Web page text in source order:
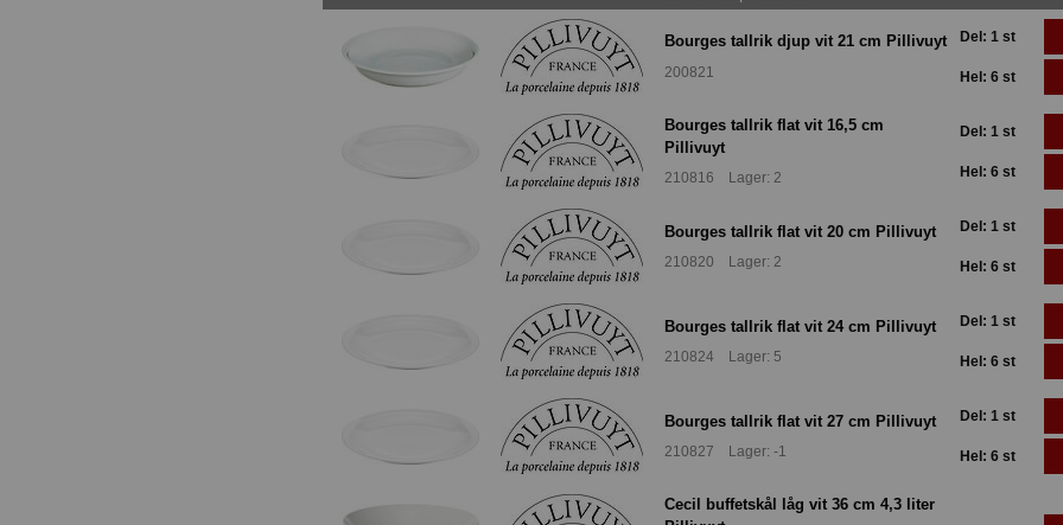
Bourges tallrik djup vit 21 cm Pillivuyt
200821
Del: 1 st
Hel: 6 st
Bourges tallrik flat vit 16,5 cm
Pillivuyt
210816 Lager: 2
Del: 1 st
Hel: 6 st
Bourges tallrik flat vit 20 cm Pillivuyt
210820 Lager: 2
Del: 1 st
Hel: 6 st
Bourges tallrik flat vit 24 cm Pillivuyt
210824 Lager: 5
Del: 1 st
Hel: 6 st
Bourges tallrik flat vit 27 cm Pillivuyt
210827 Lager: -1
Del: 1 st
Hel: 6 st
Cecil buffetskål låg vit 36 cm 4,3 liter